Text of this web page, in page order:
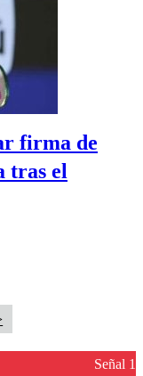
firma de
tras el
Señal 1